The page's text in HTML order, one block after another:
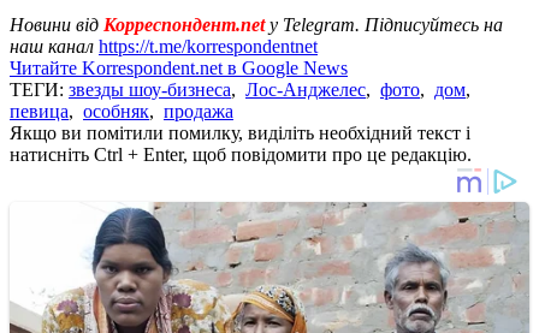
Новини від Корреспондент.net у Telegram. Підписуйтесь на
наш канал https://t.me/korrespondentnet
Читайте Korrespondent.net в Google News
ТЕГИ: звезды шоу-бизнеса, Лос-Анджелес, фото, дом,
певица, особняк, продажа
Якщо ви помітили помилку, виділіть необхідний текст і
натисніть Ctrl + Enter, щоб повідомити про це редакцію.